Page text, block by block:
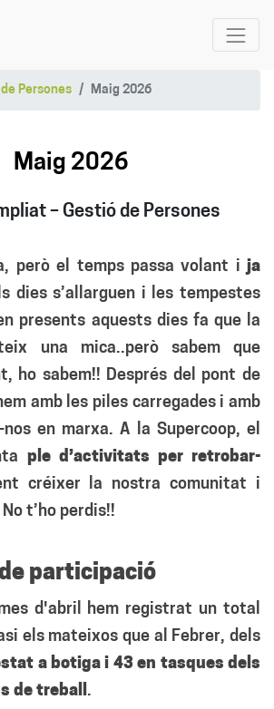
Persones Maig 2026
Maig 2026
– Gestió de Persones
però el temps passa volant i ja
dies s’allarguen i les tempestes
presents aquests dies fa que la
una mica..però sabem que
ho sabem!! Després del pont de
amb les piles carregades i amb
en marxa. A la Supercoop, el
ple d’activitats per retrobar-
créixer la nostra comunitat i
t’ho perdis!!
participació
d'abril hem registrat un total
els mateixos que al Febrer, dels
a botiga i 43en tasques dels
de treball.